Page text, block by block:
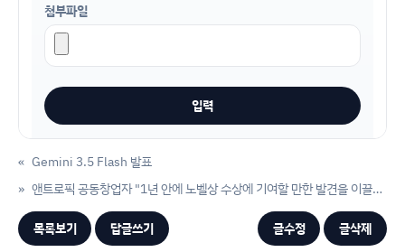
첨부파일
« Gemini 3.5 Flash 발표
앤트로픽 공동창업자 "1년 안에 노벨상 수상에 기여할 만한 발견을 이끌어낼 것"
»
목록보기 답글쓰기 글수정 글삭제